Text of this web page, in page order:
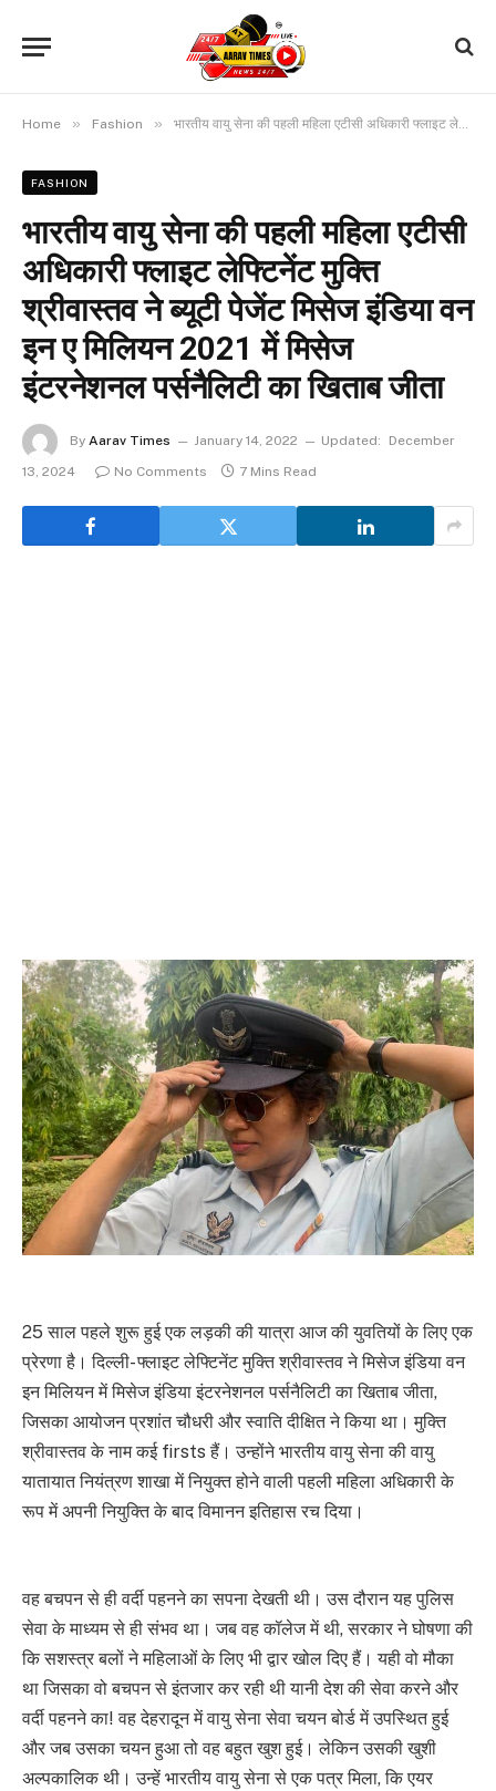
Home » Fashion » भारतीय वायु सेना की पहली महिला एटीसी अधिकारी फ्लाइट लेफ्टिनेंट मुक्ति श्रीवास्तव ने ब्यूटी पेजेंट मिसेज इंडिया वन इन ए मिलियन 2021 में मिसेज इंटरनेशनल पर्सनैलिटी का खिताब जीता
FASHION
भारतीय वायु सेना की पहली महिला एटीसी
अधिकारी फ्लाइट लेफ्टिनेंट मुक्ति
श्रीवास्तव ने ब्यूटी पेजेंट मिसेज इंडिया वन
इन ए मिलियन 2021 में मिसेज
इंटरनेशनल पर्सनैलिटी का खिताब जीता
By Aarav Times January 14, 2022 Updated:
December
13, 2024
No Comments 7 Mins Read
25 साल पहले शुरू हुई एक लड़की की यात्रा आज की युवतियों के लिए एक
प्रेरणा है। दिल्ली- फ्लाइट लेफ्टिनेंट मुक्ति श्रीवास्तव ने मिसेज इंडिया वन
इन मिलियन में मिसेज इंडिया इंटरनेशनल पर्सनैलिटी का खिताब जीता,
जिसका आयोजन प्रशांत चौधरी और स्वाति दीक्षित ने किया था। मुक्ति
श्रीवास्तव के नाम कई firsts हैं। उन्होंने भारतीय वायु सेना की वायु
यातायात नियंत्रण शाखा में नियुक्त होने वाली पहली महिला अधिकारी के
रूप में अपनी नियुक्ति के बाद विमानन इतिहास रच दिया।
वह बचपन से ही वर्दी पहनने का सपना देखती थी। उस दौरान यह पुलिस
सेवा के माध्यम से ही संभव था। जब वह कॉलेज में थी, सरकार ने घोषणा की
कि सशस्त्र बलों ने महिलाओं के लिए भी द्वार खोल दिए हैं। यही वो मौका
था जिसका वो बचपन से इंतजार कर रही थी यानी देश की सेवा करने और
वर्दी पहनने का! वह देहरादून में वायु सेना सेवा चयन बोर्ड में उपस्थित हुई
और जब उसका चयन हुआ तो वह बहुत खुश हुई। लेकिन उसकी खुशी
अल्पकालिक थी। उन्हें भारतीय वायु सेना से एक पत्र मिला, कि एयर